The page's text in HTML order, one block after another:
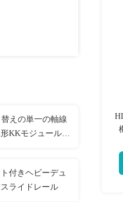
えの単一の軸線
KKモジュール
付きヘビーデュ
ライドレール